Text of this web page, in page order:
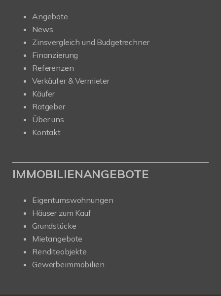
Angebote
News
Zinsvergleich und Budgetrechner
Finanzierung
Referenzen
Verkäufer & Vermieter
Käufer
Ratgeber
Über uns
Kontakt
IMMOBILIENANGEBOTE
Eigentumswohnungen
Häuser zum Kauf
Grundstücke
Mietangebote
Renditeobjekte
Gewerbeimmobilien